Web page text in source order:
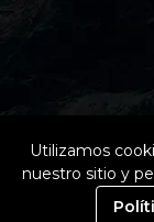
¿Te
Utilizamos
nuestro sitio y